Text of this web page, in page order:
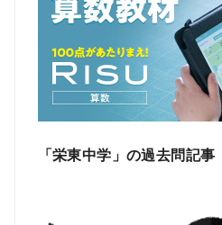
「栄東中学」の過去問記事